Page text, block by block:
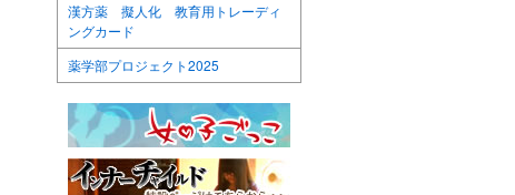
漢方薬 擬人化 教育用トレーディ
ングカード
薬学部プロジェクト2025